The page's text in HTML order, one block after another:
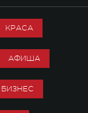
КРАСА
АФИША
БИЗНЕС